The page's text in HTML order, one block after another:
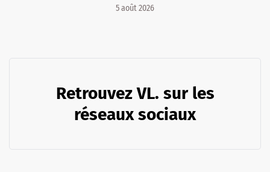
5 août 2026
Retrouvez VL. sur les
réseaux sociaux